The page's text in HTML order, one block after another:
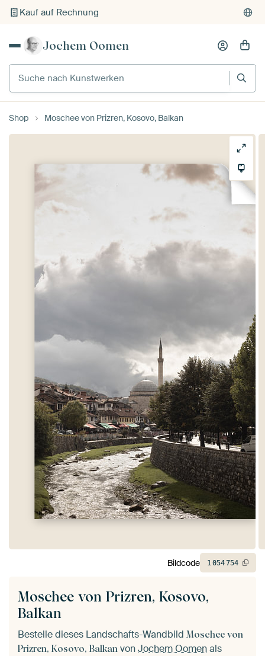
Kauf auf Rechnung
Individueller Druck auf Bestellung
Jochem Oomen
Suche nach Kunstwerken
Shop Moschee von Prizren, Kosovo, Balkan
Moschee von Prizren, Kosovo,
Balkan
Bestelle dieses Landschafts-Wandbild Moschee von
Prizren, Kosovo, Balkan vonJochem Oomenals
Bildcode 1054754